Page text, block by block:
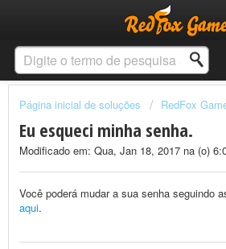
Página inicial de soluções RedFox
Eu esqueci minha senha.
Modificado em: Qua, Jan 18, 2017 na (o)
Você poderá mudar a sua senha seguindo
aqui.